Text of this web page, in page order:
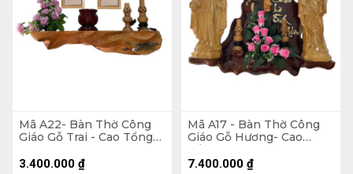
Mã A22- Bàn Thờ Công
Giáo Gỗ Trai - Cao Tổng
3.400.000 ₫
Mã A17 - Bàn Thờ Công
Giáo Gỗ Hương- Cao
Tượng Nhựa Giả Gỗ 50
7.400.000 ₫